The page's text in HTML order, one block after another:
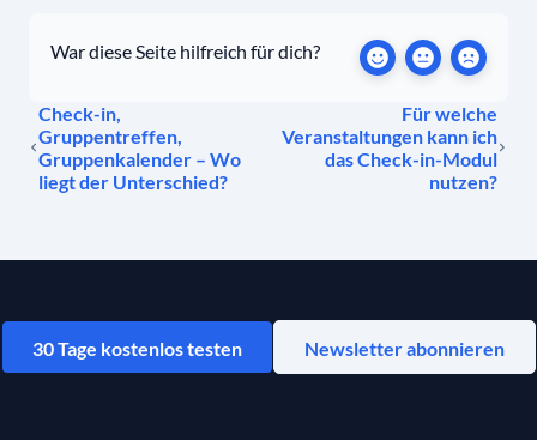
War diese Seite hilfreich für dich?
Check-in,
Gruppentreffen,
Gruppenkalender – Wo
liegt der Unterschied?
Für welche
Veranstaltungen kann ich
das Check-in-Modul
nutzen?
30 Tage kostenlos testen Newsletter abonnieren